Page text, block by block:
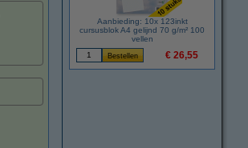
Aanbieding: 10x 123inkt
cursusblok A4 gelijnd 70 g/m² 100
vellen
€ 26,55